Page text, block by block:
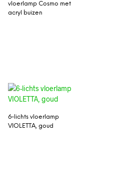
vloerlamp Cosmo met
acryl buizen
6-lichts vloerlamp
VIOLETTA, goud